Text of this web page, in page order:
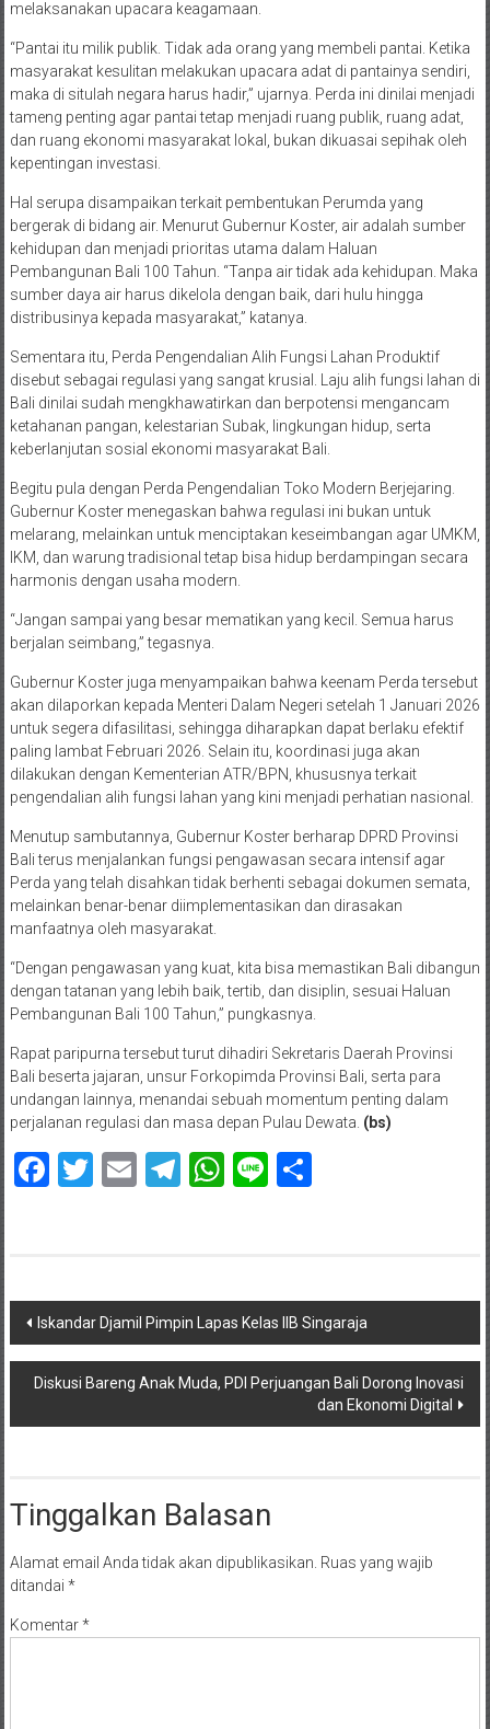
melaksanakan upacara keagamaan.
“Pantai itu milik publik. Tidak ada orang yang membeli pantai. Ketika
masyarakat kesulitan melakukan upacara adat di pantainya sendiri,
maka di situlah negara harus hadir,” ujarnya. Perda ini dinilai menjadi
tameng penting agar pantai tetap menjadi ruang publik, ruang adat,
dan ruang ekonomi masyarakat lokal, bukan dikuasai sepihak oleh
kepentingan investasi.
Hal serupa disampaikan terkait pembentukan Perumda yang
bergerak di bidang air. Menurut Gubernur Koster, air adalah sumber
kehidupan dan menjadi prioritas utama dalam Haluan
Pembangunan Bali 100 Tahun. “Tanpa air tidak ada kehidupan. Maka
sumber daya air harus dikelola dengan baik, dari hulu hingga
distribusinya kepada masyarakat,” katanya.
Sementara itu, Perda Pengendalian Alih Fungsi Lahan Produktif
disebut sebagai regulasi yang sangat krusial. Laju alih fungsi lahan di
Bali dinilai sudah mengkhawatirkan dan berpotensi mengancam
ketahanan pangan, kelestarian Subak, lingkungan hidup, serta
keberlanjutan sosial ekonomi masyarakat Bali.
Begitu pula dengan Perda Pengendalian Toko Modern Berjejaring.
Gubernur Koster menegaskan bahwa regulasi ini bukan untuk
melarang, melainkan untuk menciptakan keseimbangan agar UMKM,
IKM, dan warung tradisional tetap bisa hidup berdampingan secara
harmonis dengan usaha modern.
“Jangan sampai yang besar mematikan yang kecil. Semua harus
berjalan seimbang,” tegasnya.
Gubernur Koster juga menyampaikan bahwa keenam Perda tersebut
akan dilaporkan kepada Menteri Dalam Negeri setelah 1 Januari 2026
untuk segera difasilitasi, sehingga diharapkan dapat berlaku efektif
paling lambat Februari 2026. Selain itu, koordinasi juga akan
dilakukan dengan Kementerian ATR/BPN, khususnya terkait
pengendalian alih fungsi lahan yang kini menjadi perhatian nasional.
Menutup sambutannya, Gubernur Koster berharap DPRD Provinsi
Bali terus menjalankan fungsi pengawasan secara intensif agar
Perda yang telah disahkan tidak berhenti sebagai dokumen semata,
melainkan benar-benar diimplementasikan dan dirasakan
manfaatnya oleh masyarakat.
“Dengan pengawasan yang kuat, kita bisa memastikan Bali dibangun
dengan tatanan yang lebih baik, tertib, dan disiplin, sesuai Haluan
Pembangunan Bali 100 Tahun,” pungkasnya.
Rapat paripurna tersebut turut dihadiri Sekretaris Daerah Provinsi
Bali beserta jajaran, unsur Forkopimda Provinsi Bali, serta para
undangan lainnya, menandai sebuah momentum penting dalam
perjalanan regulasi dan masa depan Pulau Dewata. (bs)
Facebook
Twitter
EmailTelegram
WhatsApp
LineShare
Navigasi
pos
Iskandar Djamil Pimpin Lapas Kelas IIB Singaraja
Diskusi Bareng Anak Muda, PDI Perjuangan Bali Dorong Inovasi
dan Ekonomi Digital
Tinggalkan Balasan
Alamat email Anda tidak akan dipublikasikan. Ruas yang wajib
ditandai *
Komentar*